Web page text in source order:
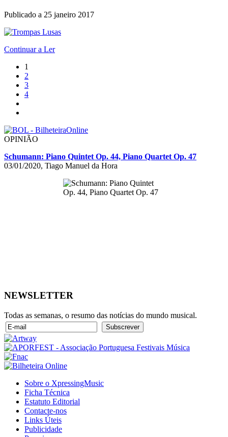
Publicado a 25 janeiro 2017
Continuar a Ler
1
2
3
4
OPINIÃO
Schumann: Piano Quintet Op. 44, Piano Quartet Op. 47
03/01/2020, Tiago Manuel da Hora
NEWSLETTER
Todas as semanas, o resumo das notícias do mundo musical.
Sobre o XpressingMusic
Ficha Técnica
Estatuto Editorial
Contacte-nos
Links Úteis
Publicidade